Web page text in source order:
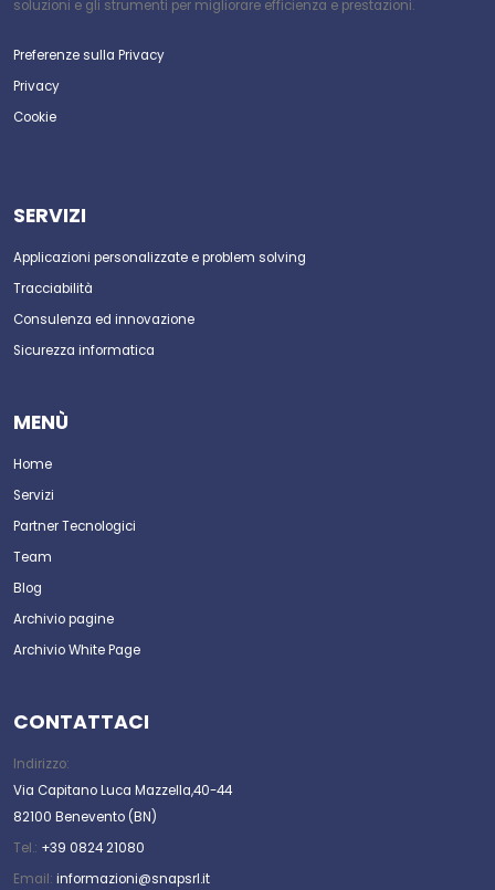
soluzioni e gli strumenti per migliorare efficienza e prestazioni.
Preferenze sulla Privacy
Privacy
Cookie
SERVIZI
Applicazioni personalizzate e problem solving
Tracciabilità
Consulenza ed innovazione
Sicurezza informatica
MENÙ
Home
Servizi
Partner Tecnologici
Team
Blog
Archivio pagine
Archivio White Page
CONTATTACI
Indirizzo:
Via Capitano Luca Mazzella,40-44
82100 Benevento (BN)
Tel.: +39 0824 21080
Email: informazioni@snapsrl.it